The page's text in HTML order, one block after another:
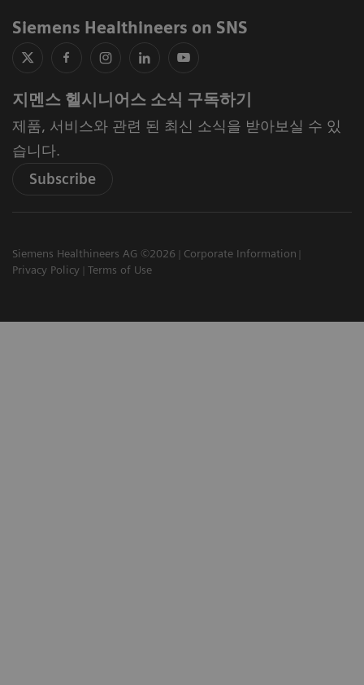
Siemens Healthineers on SNS
지멘스 헬시니어스 소식 구독하기
제품, 서비스와 관련 된 최신 소식을 받아보실 수 있
습니다.
Subscribe
Siemens Healthineers AG ©2026
Corporate Information
Privacy Policy
Terms of Use